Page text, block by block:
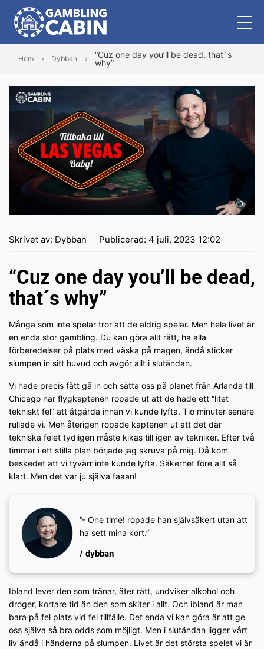
Hem Dybban
“Cuz one day you’ll be dead, that´s
why”
Skrivet av: Dybban Publicerad: 4 juli, 2023 12:02
“Cuz one day you’ll be dead,
that´s why”
Många som inte spelar tror att de aldrig spelar. Men hela livet är
en enda stor gambling. Du kan göra allt rätt, ha alla
förberedelser på plats med väska på magen, ändå sticker
slumpen in sitt huvud och avgör allt i slutändan.
Vi hade precis fått gå in och sätta oss på planet från Arlanda till
Chicago när flygkaptenen ropade ut att de hade ett “litet
tekniskt fel” att åtgärda innan vi kunde lyfta. Tio minuter senare
rullade vi. Men återigen ropade kaptenen ut att det där
tekniska felet tydligen måste kikas till igen av tekniker. Efter två
timmar i ett stilla plan började jag skruva på mig. Då kom
beskedet att vi tyvärr inte kunde lyfta. Säkerhet före allt så
klart. Men det var ju själva faaan!
”- One time! ropade han självsäkert utan att
ha sett mina kort.”
/ dybban
Ibland lever den som tränar, äter rätt, undviker alkohol och
droger, kortare tid än den som skiter i allt. Och ibland är man
bara på fel plats vid fel tillfälle. Det enda vi kan göra är att ge
oss själva så bra odds som möjligt. Men i slutändan ligger vårt
liv ändå i händerna på slumpen. Livet är det största spelet vi är